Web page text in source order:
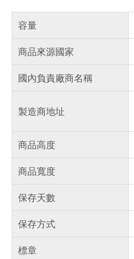
容量
商品來源國家
國內負責廠商名稱
製造商地址
商品高度
商品寬度
保存天數
保存方式
標章